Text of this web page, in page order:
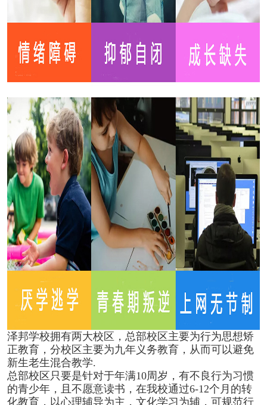
泽邦学校拥有两大校区，总部校区主要为行为思想矫
正教育，分校区主要为九年义务教育，从而可以避免
新生老生混合教学.
总部校区只要是针对于年满10周岁，有不良行为习惯
的青少年，且不愿意读书，在我校通过6-12个月的转
化教育，以心理辅导为主，文化学习为辅，可规范行